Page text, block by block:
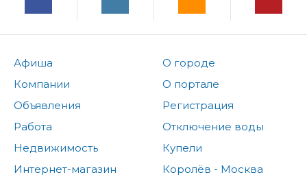
Афиша
Компании
Объявления
Работа
Недвижимость
Интернет-магазин
О городе
О портале
Регистрация
Отключение воды
Купели
Королёв - Москва